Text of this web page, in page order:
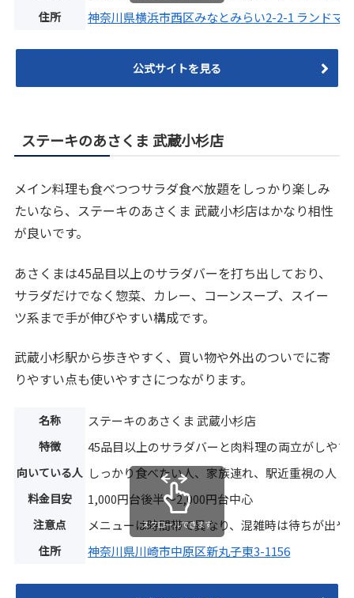
住所 神奈川県横浜市西区みなとみらい2-2-1 ランドマ
公式サイトを見る
ステーキのあさくま 武蔵小杉店
メイン料理も食べつつサラダ食べ放題をしっかり楽しみ
たいなら、ステーキのあさくま 武蔵小杉店はかなり相性
が良いです。
あさくまは45品目以上のサラダバーを打ち出しており、
サラダだけでなく惣菜、カレー、コーンスープ、スイー
ツ系まで手が伸びやすい構成です。
武蔵小杉駅から歩きやすく、買い物や外出のついでに寄
りやすい点も使いやすさにつながります。
名称 ステーキのあさくま 武蔵小杉店
特徴 45品目以上のサラダバーと肉料理の両立がしやす
向いている人 しっかり食べたい人、家族連れ、駅近重視の人
料金目安 1,000円台後半〜2,000円台中心
注意点 メニューは時間帯で異なり、混雑時は待ちが出や
住所 神奈川県川崎市中原区新丸子東3-1156
スクロールできます